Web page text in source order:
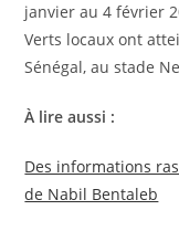
janvier au 4 février
Verts locaux ont
Sénégal, au stade
À lire aussi :
Des informations
de Nabil Bentaleb